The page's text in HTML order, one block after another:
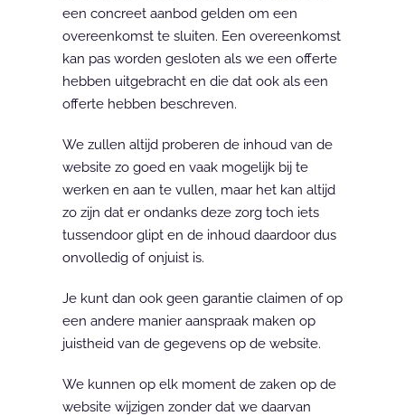
een concreet aanbod gelden om een
overeenkomst te sluiten. Een overeenkomst
kan pas worden gesloten als we een offerte
hebben uitgebracht en die dat ook als een
offerte hebben beschreven.
We zullen altijd proberen de inhoud van de
website zo goed en vaak mogelijk bij te
werken en aan te vullen, maar het kan altijd
zo zijn dat er ondanks deze zorg toch iets
tussendoor glipt en de inhoud daardoor dus
onvolledig of onjuist is.
Je kunt dan ook geen garantie claimen of op
een andere manier aanspraak maken op
juistheid van de gegevens op de website.
We kunnen op elk moment de zaken op de
website wijzigen zonder dat we daarvan